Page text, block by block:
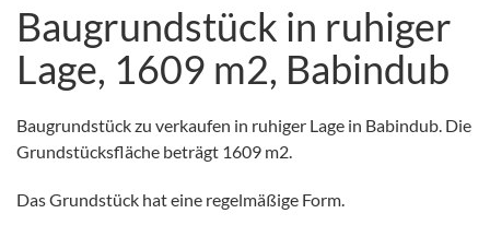
Baugrundstück in ruhiger
Lage, 1609 m2, Babindub
Baugrundstück zu verkaufen in ruhiger Lage in Babindub. Die
Grundstücksfläche beträgt 1609 m2.
Das Grundstück hat eine regelmäßige Form.